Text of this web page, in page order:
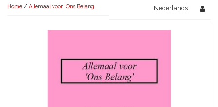
KORT (-30')
AVONDVULLEND (+75')
OVERIG (30'-75')
AVONDVULLEND (+75')
SPEKTAKELSTUKKEN
Home / Allemaal voor 'Ons Belang' Nederlands